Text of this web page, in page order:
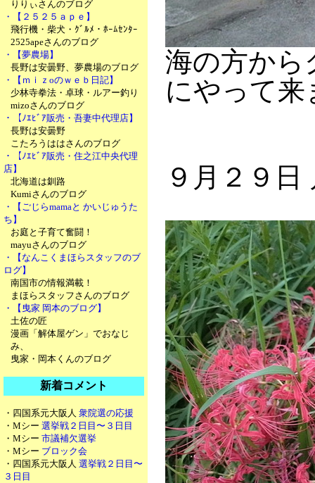
りりぃさんのブログ
・【２５２５ａｐｅ】
飛行機・柴犬・ｸﾞﾙﾒ・ﾎｰﾑｾﾝﾀｰ
2525apeさんのブログ
・【夢農場】
長野は安曇野、夢農場のブログ
・【ｍｉｚoのｗｅｂ日記】
少林寺拳法・卓球・ルアー釣り
mizoさんのブログ
・【ﾉｴﾋﾞｱ販売・吾妻中代理店】
長野は安曇野
こたろうははさんのブログ
・【ﾉｴﾋﾞｱ販売・住之江中央代理
店】
北海道は釧路
Kumiさんのブログ
・【ごじらmamaと かいじゅうた
ち】
お庭と子育て奮闘！
mayuさんのブログ
・【なんこくまほらスタッフのブ
ログ】
南国市の情報満載！
まほらスタッフさんのブログ
・【曳家 岡本のブログ】
土佐の匠
漫画「解体屋ゲン」でおなじ
み、
曳家・岡本くんのブログ
新着コメント
・四国系元大阪人 衆院選の応援
・Mシー 選挙戦２日目〜３日目
・Mシー 市議補欠選挙
・Mシー ブロック会
・四国系元大阪人 選挙戦２日目〜
３日目
海の方から
にやって来
９月２９日